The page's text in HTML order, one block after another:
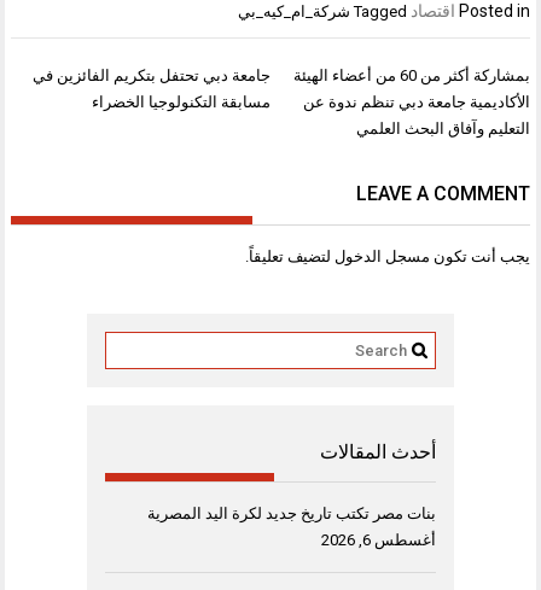
Posted in اقتصاد Tagged شركة_ام_كيه_بي
تصفّح
المقالات
جامعة دبي تحتفل بتكريم الفائزين في
مسابقة التكنولوجيا الخضراء
بمشاركة أكثر من 60 من أعضاء الهيئة
الأكاديمية جامعة دبي تنظم ندوة عن
التعليم وآفاق البحث العلمي
LEAVE A COMMENT
يجب أنت تكون مسجل الدخول لتضيف تعليقاً.
أحدث المقالات
بنات مصر تكتب تاريخ جديد لكرة اليد المصرية
أغسطس 6, 2026